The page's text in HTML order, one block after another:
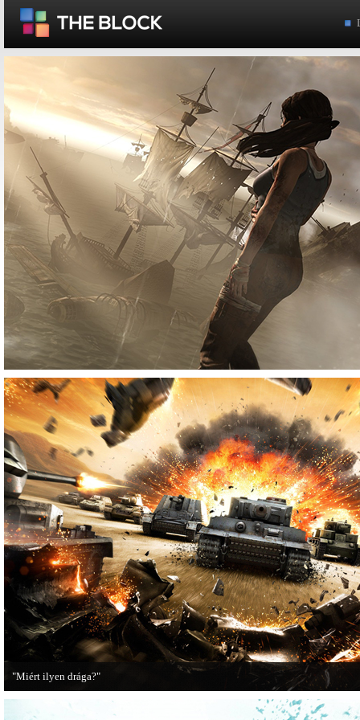
"Miért ilyen drága?"
A PC Guru utánajárt, miért kerülnek olyan sokba a AAA-kategóriás